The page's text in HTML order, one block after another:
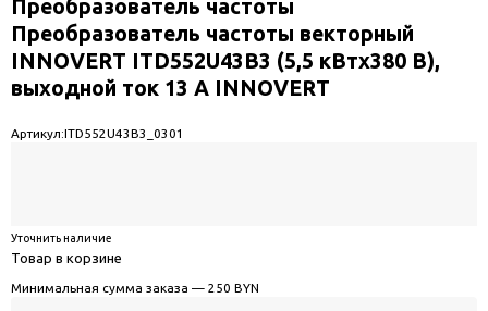
Преобразователь частоты
Преобразователь частоты векторный
INNOVERT ITD552U43B3 (5,5 кВтx380 В),
выходной ток 13 А INNOVERT
Артикул:ITD552U43B3_0301
Уточнить наличие
Товар в корзине
Минимальная сумма заказа — 250 BYN